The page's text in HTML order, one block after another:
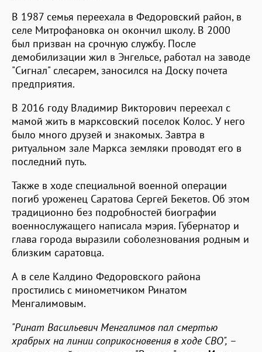
В 1987 семья переехала в Федоровский район, в
селе Митрофановка он окончил школу. В 2000
был призван на срочную службу. После
демобилизации жил в Энгельсе, работал на заводе
"Сигнал" слесарем, заносился на Доску почета
предприятия.
В 2016 году Владимир Викторович переехал с
мамой жить в марксовский поселок Колос. У него
было много друзей и знакомых. Завтра в
ритуальном зале Маркса земляки проводят его в
последний путь.
Также в ходе специальной военной операции
погиб уроженец Саратова Сергей Бекетов. Об этом
традиционно без подробностей биографии
военнослужащего написала мэрия. Губернатор и
глава города выразили соболезнования родным и
близким саратовца.
А в селе Калдино Федоровского района
простились с минометчиком Ринатом
Менгалимовым.
"Ринат Васильевич Менгалимов пал смертью
храбрых на линии соприкосновения в ходе СВО", –